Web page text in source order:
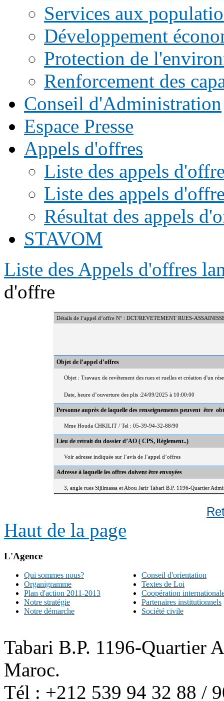
Services aux
Développement
Protection de
Renforcement des
Conseil d'Administration
Espace Presse
Appels d'offres
Liste des appels
Liste des appels
Résultat des appels
STAVOM
Liste des Appels d'offres
d'offre
Détails de l’appel d’offre N° : DCT/REVETEMENT RUES-
Objet de l’appel d’offres
Objet : Travaux de revêtement des rues et ruelles et création d'un
Date, heure d’ouverture des plis :24/09/2025 à 10:00:00
Personne auprès de laquelle des renseignements peuvent être
Mme Houda CHKILIT / Tel : 05-39-94-32-88/90
Lieu de retrait du dossier d’AO ( CPS, Règlement..)
Voir adresse indiquée sur l’avis de l’appel d’offres
Adresse à laquelle les offres doivent être envoyées
3, angle rues Sijilmassa et Abou Jarir Tabari B.P. 1196-Quartier
Haut de la page
L'Agence
Qui sommes nous?
Organigramme
Plan d'action 2011-2013
Notre stratégie
Notre démarche
Conseil d'orientation
Textes de Loi
Coopération
Partenaires institutionnels
Société civile
Tabari B.P. 1196-Quartier
Maroc.
Tél : +212 539 94 32 88 /